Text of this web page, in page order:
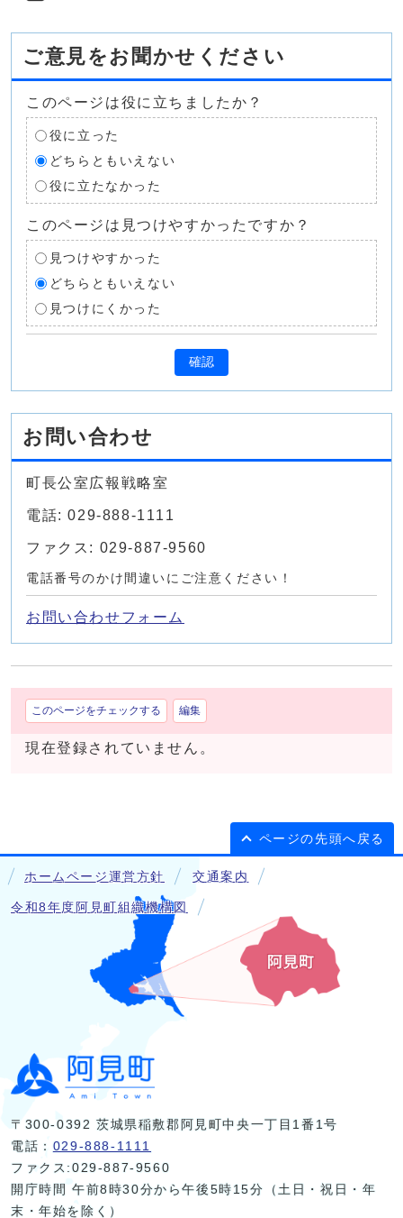
ご意見をお聞かせください
このページは役に立ちましたか？
役に立った
どちらともいえない
役に立たなかった
このページは見つけやすかったですか？
見つけやすかった
どちらともいえない
見つけにくかった
確認
お問い合わせ
町長公室広報戦略室
電話: 029-888-1111
ファクス: 029-887-9560
電話番号のかけ間違いにご注意ください！
お問い合わせフォーム
このページをチェックする 編集
現在登録されていません。
ページの先頭へ戻る
ホームページ運営方針 交通案内
令和8年度阿見町組織機構図
〒300-0392 茨城県稲敷郡阿見町中央一丁目1番1号
電話： 029-888-1111
ファクス:029-887-9560
開庁時間 午前8時30分から午後5時15分（土日・祝日・年
末・年始を除く）